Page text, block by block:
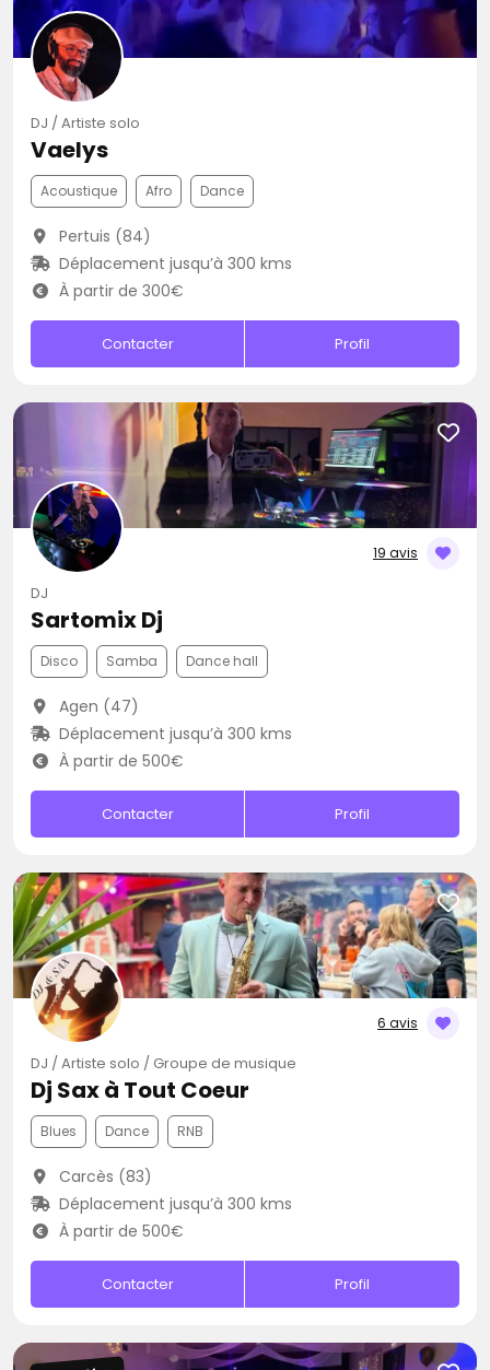
DJ / Artiste solo
Vaelys
Acoustique Afro Dance
Pertuis (84)
Déplacement jusqu’à 300 kms
À partir de 300€
Contacter Profil
19 avis
DJ
Sartomix Dj
Disco Samba Dance hall
Agen (47)
Déplacement jusqu’à 300 kms
À partir de 500€
Contacter Profil
6 avis
DJ / Artiste solo / Groupe de musique
Dj Sax à Tout Coeur
Blues Dance RNB
Carcès (83)
Déplacement jusqu’à 300 kms
À partir de 500€
Contacter Profil